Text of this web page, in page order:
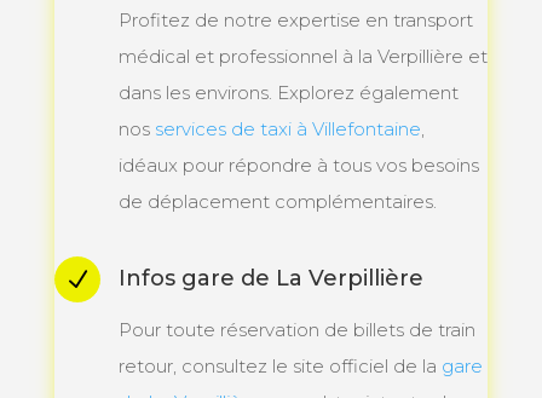
Profitez de notre expertise en transport
médical et professionnel à la Verpillière et
dans les environs. Explorez également
nos services de taxi à Villefontaine
idéaux pour répondre à tous vos besoins
de déplacement complémentaires.
N Infos gare de La Verpillière
Pour toute réservation de billets de train
retour, consultez le site officiel de la gare